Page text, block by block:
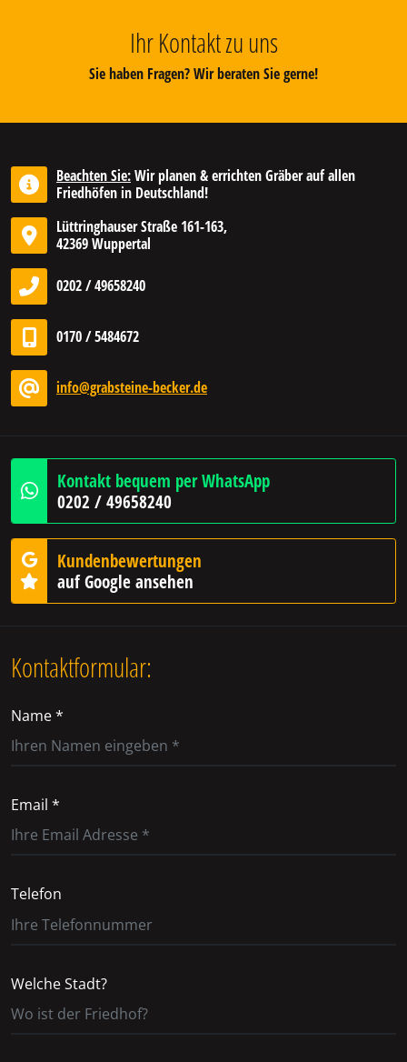
Ihr Kontakt zu uns
Sie haben Fragen? Wir beraten Sie gerne!
Beachten Sie:Wir planen & errichten Gräber auf allen
Friedhöfen in Deutschland!
Lüttringhauser Straße 161-163,
42369 Wuppertal
0202 / 49658240
0170 / 5484672
info@grabsteine-becker.de
Kontakt bequem per WhatsApp
0202 / 49658240
Kundenbewertungen
auf Google ansehen
Kontaktformular:
Name *
Email *
Telefon
Welche Stadt?